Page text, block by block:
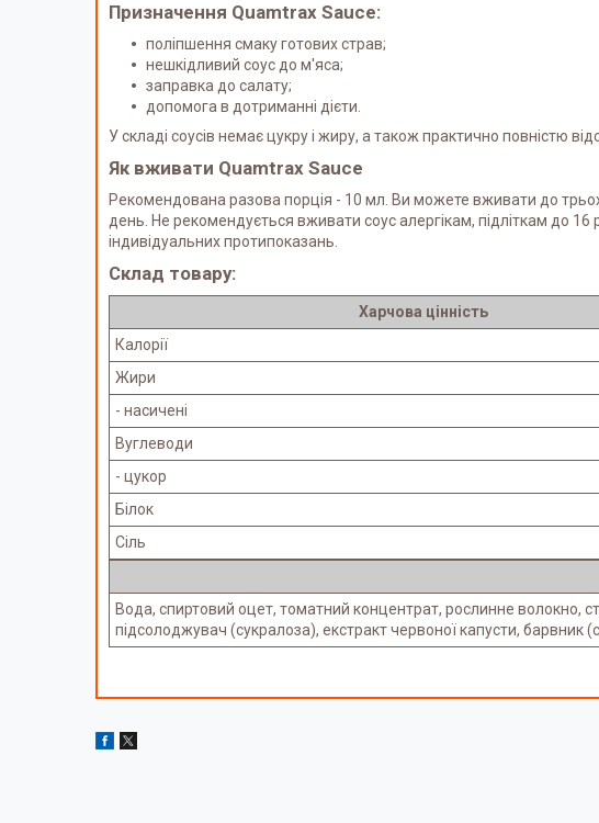
Призначення Quamtrax Sauce:
поліпшення смаку готових страв;
нешкідливий соус до м'яса;
заправка до салату;
допомога в дотриманні дієти.
У складі соусів немає цукру і жиру, а також практично повністю
Як вживати Quamtrax Sauce
Рекомендована разова порція - 10 мл. Ви можете вживати до
день. Не рекомендується вживати соус алергікам, підліткам до 16
індивідуальних протипоказань.
Склад товару:
Харчова цінність
Калорії
Жири
- насичені
Вуглеводи
- цукор
Білок
Сіль
Вода, спиртовий оцет, томатний концентрат, рослинне волокно,
підсолоджувач (сукралоза), екстракт червоної капусти, барвник